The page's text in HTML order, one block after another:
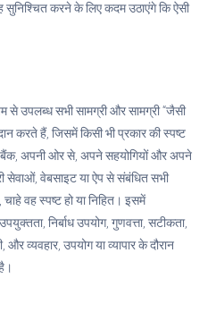
सुनिश्चित करने के लिए कदम उठाएंगे कि ऐसी
उपलब्ध सभी सामग्री और सामग्री “जैसी
करते हैं, जिसमें किसी भी प्रकार की स्पष्ट
बैंक, अपनी ओर से, अपने सहयोगियों और अपने
सेवाओं, वेबसाइट या ऐप से संबंधित सभी
वह स्पष्ट हो या निहित। इसमें
निर्बाध उपयोग, गुणवत्ता, सटीकता,
व्यवहार, उपयोग या व्यापार के दौरान